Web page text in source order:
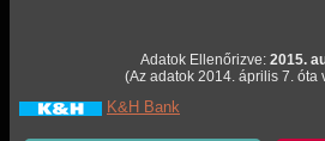
Adatok Ellenőrizve: 2015.
(Az adatok 2014. április 7. óta
K&H Bank